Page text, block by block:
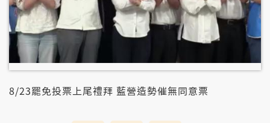
8/23罷免投票上尾禮拜 藍營造勢催無同意票